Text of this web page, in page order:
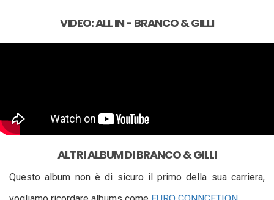
VIDEO: ALL IN - BRANCO & GILLI
ALTRI ALBUM DI BRANCO & GILLI
Questo album non è di sicuro il primo della sua carriera,